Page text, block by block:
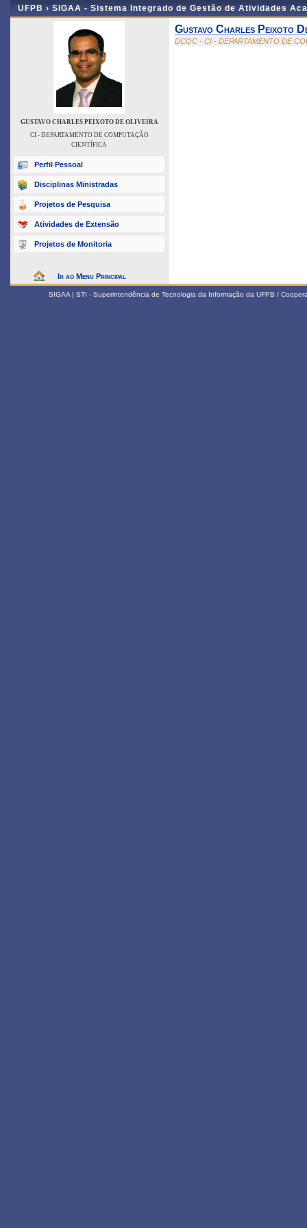
UFPB › SIGAA - Sistema Integrado de Gestão de Atividades
GUSTAVO CHARLES PEIXOTO DE OLIVEIRA
CI - DEPARTAMENTO DE COMPUTAÇÃO
CIENTÍFICA
Perfil Pessoal
Disciplinas Ministradas
Projetos de Pesquisa
Atividades de Extensão
Projetos de Monitoria
Ir ao Menu Principal
Gustavo Charles Peixoto
DCOC - CI - DEPARTAMENTO DE
SIGAA | STI - Superintendência de Tecnologia da Informação da UFPB /